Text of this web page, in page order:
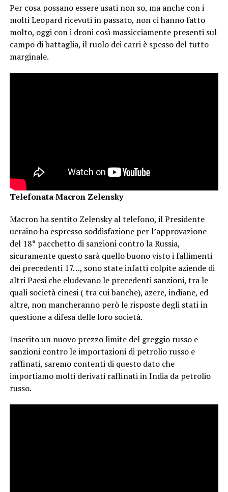
Per cosa possano essere usati non so, ma anche con i
molti Leopard ricevuti in passato, non ci hanno fatto
molto, oggi con i droni così massicciamente presenti sul
campo di battaglia, il ruolo dei carri è spesso del tutto
marginale.
Telefonata Macron Zelensky
Macron ha sentito Zelensky al telefono, il Presidente
ucraino ha espresso soddisfazione per l’approvazione
del 18° pacchetto di sanzioni contro la Russia,
sicuramente questo sarà quello buono visto i fallimenti
dei precedenti 17…, sono state infatti colpite aziende di
altri Paesi che eludevano le precedenti sanzioni, tra le
quali società cinesi ( tra cui banche), azere, indiane, ed
altre, non mancheranno però le risposte degli stati in
questione a difesa delle loro società.
Inserito un nuovo prezzo limite del greggio russo e
sanzioni contro le importazioni di petrolio russo e
raffinati, saremo contenti di questo dato che
importiamo molti derivati raffinati in India da petrolio
russo.